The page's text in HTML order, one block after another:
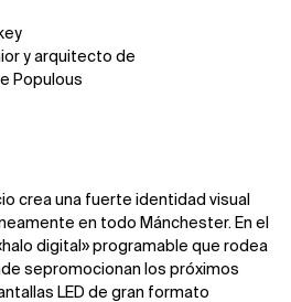
y arquitecto de
Populous
crea una fuerte identidad visual
en todo Mánchester. En el
digital» programable que rodea
sepromocionan los próximos
LED de gran formato